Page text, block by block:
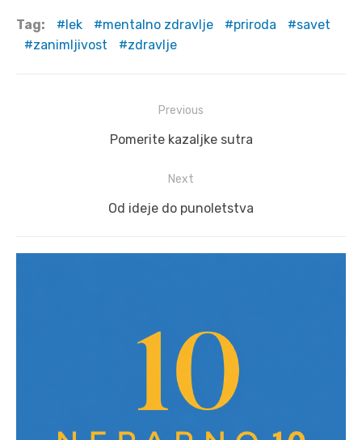
Tag: lek mentalno zdravlje priroda
savet
zanimljivost
zdravlje
navigation
Previous
Previous
Pomerite kazaljke sutra
Next
Next
Od ideje do punoletstva